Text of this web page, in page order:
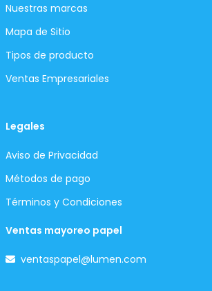
Nuestras marcas
Mapa de Sitio
Tipos de producto
Ventas Empresariales
Legales
Aviso de Privacidad
Métodos de pago
Términos y Condiciones
Ventas mayoreo papel
ventaspapel@lumen.com